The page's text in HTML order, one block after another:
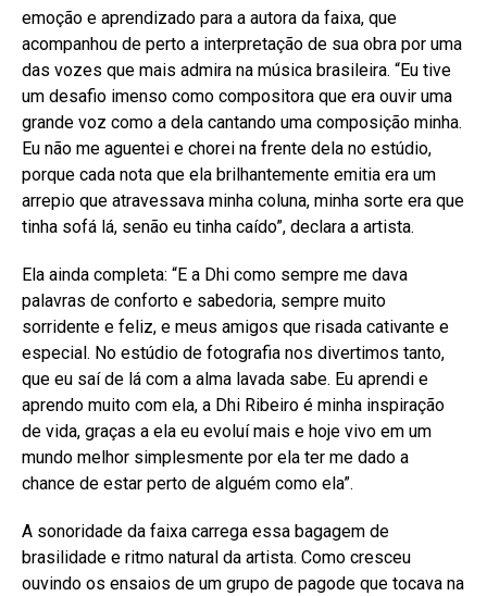
emoção e aprendizado para a autora da faixa, que
acompanhou de perto a interpretação de sua obra por uma
das vozes que mais admira na música brasileira. “Eu tive
um desafio imenso como compositora que era ouvir uma
grande voz como a dela cantando uma composição minha.
Eu não me aguentei e chorei na frente dela no estúdio,
porque cada nota que ela brilhantemente emitia era um
arrepio que atravessava minha coluna, minha sorte era que
tinha sofá lá, senão eu tinha caído”, declara a artista.
Ela ainda completa: “E a Dhi como sempre me dava
palavras de conforto e sabedoria, sempre muito
sorridente e feliz, e meus amigos que risada cativante e
especial. No estúdio de fotografia nos divertimos tanto,
que eu saí de lá com a alma lavada sabe. Eu aprendi e
aprendo muito com ela, a Dhi Ribeiro é minha inspiração
de vida, graças a ela eu evoluí mais e hoje vivo em um
mundo melhor simplesmente por ela ter me dado a
chance de estar perto de alguém como ela”.
A sonoridade da faixa carrega essa bagagem de
brasilidade e ritmo natural da artista. Como cresceu
ouvindo os ensaios de um grupo de pagode que tocava na